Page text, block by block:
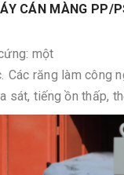
CÁN MÀNG PP/
một
Các răng làm công
sát, tiếng ồn thấp,